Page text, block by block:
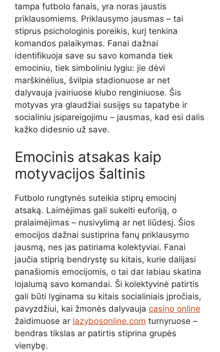
tampa futbolo fanais, yra noras jaustis
priklausomiems. Priklausymo jausmas – tai
stiprus psichologinis poreikis, kurį tenkina
komandos palaikymas. Fanai dažnai
identifikuoja save su savo komanda tiek
emociniu, tiek simboliniu lygiu: jie dėvi
marškinėlius, švilpia stadionuose ar net
dalyvauja įvairiuose klubo renginiuose. Šis
motyvas yra glaudžiai susijęs su tapatybe ir
socialiniu įsipareigojimu – jausmas, kad esi dalis
kažko didesnio už save.
Emocinis atsakas kaip
motyvacijos šaltinis
Futbolo rungtynės suteikia stiprų emocinį
atsaką. Laimėjimas gali sukelti euforiją, o
pralaimėjimas – nusivylimą ar net liūdesį. Šios
emocijos dažnai sustiprina fanų priklausymo
jausmą, nes jas patiriama kolektyviai. Fanai
jaučia stiprią bendrystę su kitais, kurie dalijasi
panašiomis emocijomis, o tai dar labiau skatina
lojalumą savo komandai. Ši kolektyvinė patirtis
gali būti lyginama su kitais socialiniais įpročiais,
pavyzdžiui, kai žmonės dalyvauja casino online
žaidimuose ar lazybosonline.com turnyruose –
bendras tikslas ar patirtis stiprina grupės
vienybę.